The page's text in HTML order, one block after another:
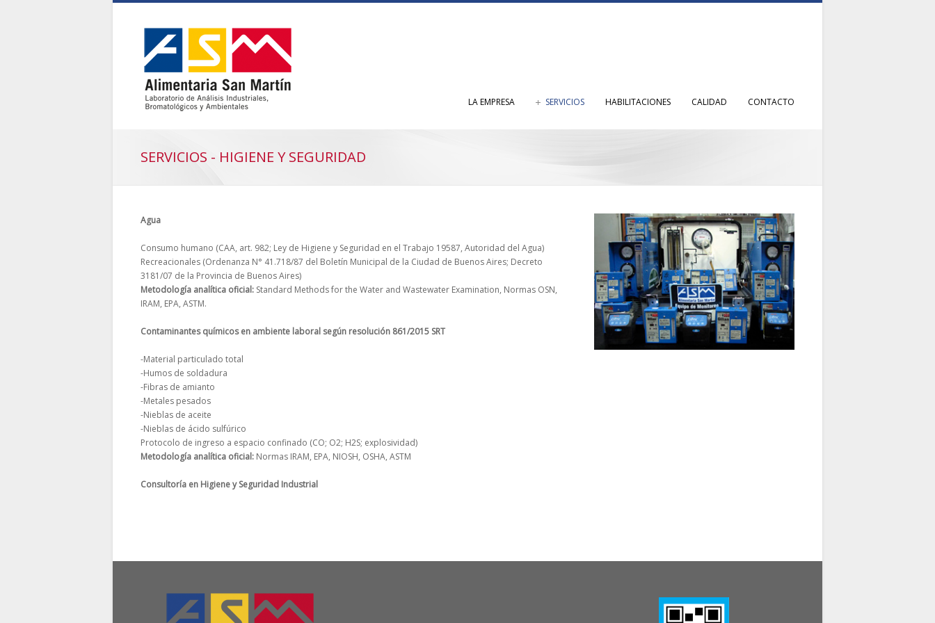
LA EMPRESA SERVICIOS HABILITACIONES CALIDAD CONTACTO
SERVICIOS - HIGIENE Y SEGURIDAD
Agua
Consumo humano (CAA, art. 982; Ley de Higiene y Seguridad en el Trabajo 19587, Autoridad del Agua)
Recreacionales (Ordenanza N° 41.718/87 del Boletín Municipal de la Ciudad de Buenos Aires; Decreto
3181/07 de la Provincia de Buenos Aires)
Metodología analítica oficial: Standard Methods for the Water and Wastewater Examination, Normas OSN,
IRAM, EPA, ASTM.
Contaminantes químicos en ambiente laboral según resolución 861/2015 SRT
-Material particulado total
-Humos de soldadura
-Fibras de amianto
-Metales pesados
-Nieblas de aceite
-Nieblas de ácido sulfúrico
Protocolo de ingreso a espacio confinado (CO; O2; H2S; explosividad)
Metodología analítica oficial: Normas IRAM, EPA, NIOSH, OSHA, ASTM
Consultoría en Higiene y Seguridad Industrial